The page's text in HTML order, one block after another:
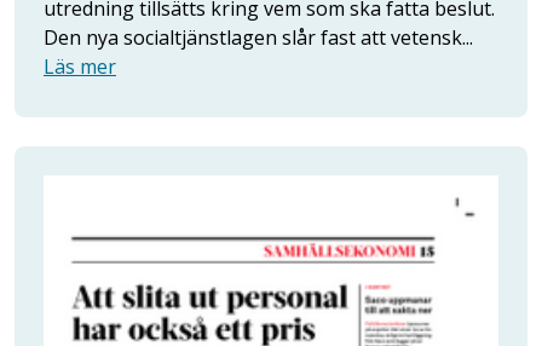
utredning tillsätts kring vem som ska fatta beslut.
Den nya socialtjänstlagen slår fast att vetensk...
Läs mer